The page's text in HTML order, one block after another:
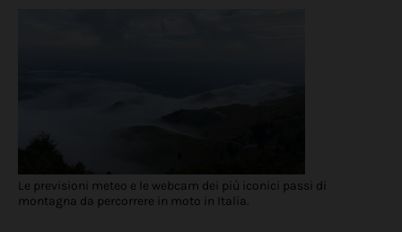
Le previsioni meteo e le webcam dei più iconici passi di
montagna da percorrere in moto in Italia.